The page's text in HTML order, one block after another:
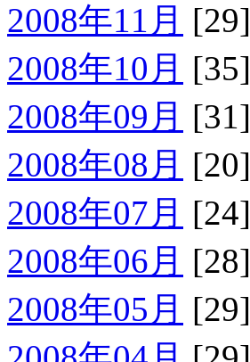
2008年11月 [29]
2008年10月 [35]
2008年09月 [31]
2008年08月 [20]
2008年07月 [24]
2008年06月 [28]
2008年05月 [29]